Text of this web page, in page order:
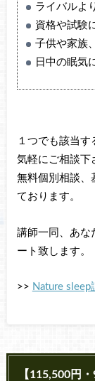
ライバルよ
資格や試験
子供や家族
日中の眠気
１つでも該当
気軽にご相談下
無料個別相談、
ております。
講師一同、あな
ート致します。
>> Nature
【115,500円